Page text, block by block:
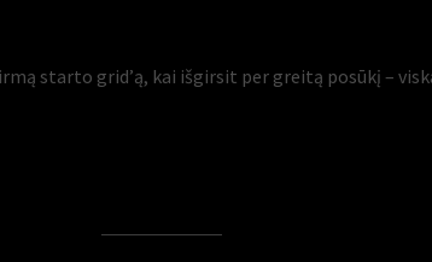
starto grid’ą, kai išgirsit per greitą posūkį –